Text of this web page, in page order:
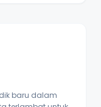
baru dalam